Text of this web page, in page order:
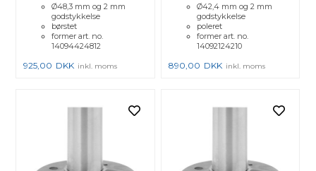
Ø48,3 mm og 2 mm
godstykkelse
børstet
former art. no.
14094424812
925,00 DKK inkl. moms
Ø42,4 mm og 2 mm
godstykkelse
poleret
former art. no.
14092124210
890,00 DKK inkl. moms